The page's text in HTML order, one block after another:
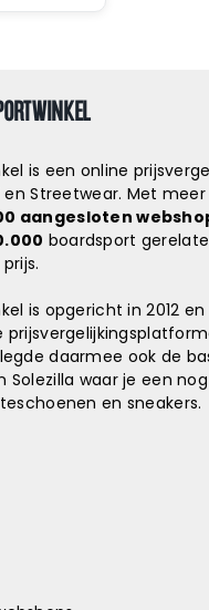
is een online
en Streetwear. Met
aangesloten
boardsport
is opgericht in 2012
daarmee ook de
Solezilla waar je een
en sneakers.